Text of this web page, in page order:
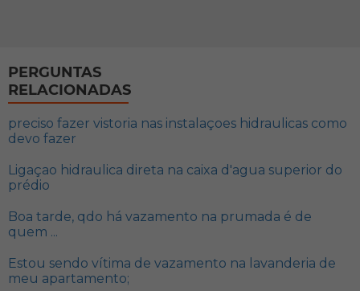
PERGUNTAS
RELACIONADAS
preciso fazer vistoria nas instalaçoes hidraulicas como
devo fazer
Ligaçao hidraulica direta na caixa d'agua superior do
prédio
Boa tarde, qdo há vazamento na prumada é de
quem ...
Estou sendo vítima de vazamento na lavanderia de
meu apartamento;